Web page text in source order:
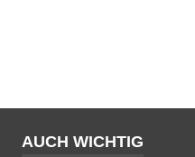
AUCH WICHTIG